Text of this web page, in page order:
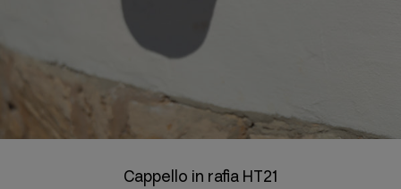
Cappello in rafia HT21